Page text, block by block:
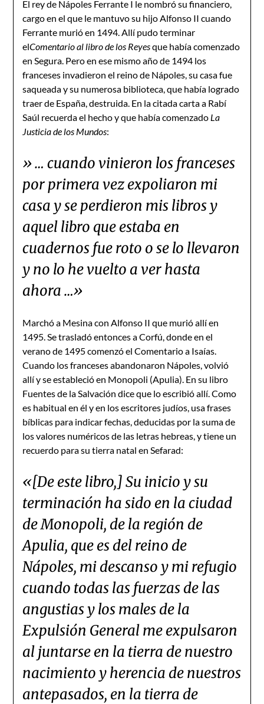
El rey de Nápoles Ferrante I le nombró su financiero,
cargo en el que le mantuvo su hijo Alfonso II cuando
Ferrante murió en 1494. Allí pudo terminar
elComentario al libro de los Reyesque había comenzado
en Segura. Pero en ese mismo año de 1494 los
franceses invadieron el reino de Nápoles, su casa fue
saqueada y su numerosa biblioteca, que había logrado
traer de España, destruida. En la citada carta a Rabí
Saúl recuerda el hecho y que había comenzado La
Justicia de los Mundos:
» … cuando vinieron los franceses
por primera vez expoliaron mi
casa y se perdieron mis libros y
aquel libro que estaba en
cuadernos fue roto o se lo llevaron
y no lo he vuelto a ver hasta
ahora …»
Marchó a Mesina con Alfonso II que murió allí en
1495. Se trasladó entonces a Corfú, donde en el
verano de 1495 comenzó el Comentario a Isaías.
Cuando los franceses abandonaron Nápoles, volvió
allí y se estableció en Monopoli (Apulia). En su libro
Fuentes de la Salvación dice que lo escribió allí. Como
es habitual en él y en los escritores judíos, usa frases
bíblicas para indicar fechas, deducidas por la suma de
los valores numéricos de las letras hebreas, y tiene un
recuerdo para su tierra natal en Sefarad:
«[De este libro,] Su inicio y su
terminación ha sido en la ciudad
de Monopoli, de la región de
Apulia, que es del reino de
Nápoles, mi descanso y mi refugio
cuando todas las fuerzas de las
angustias y los males de la
Expulsión General me expulsaron
al juntarse en la tierra de nuestro
nacimiento y herencia de nuestros
antepasados, en la tierra de